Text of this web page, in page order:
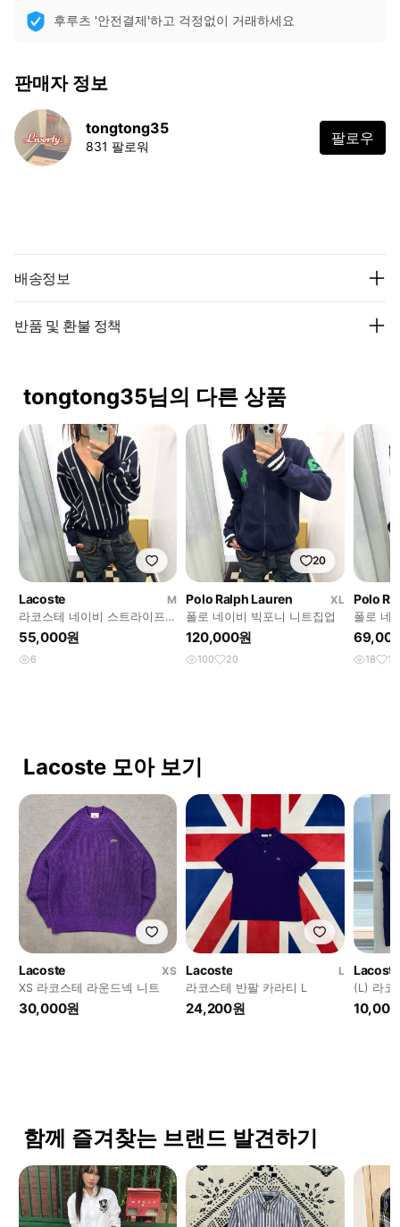
후루츠 '안전결제'하고 걱정없이 거래하세요
판매자 정보
tongtong35
831 팔로워 팔로우
배송정보
반품 및 환불 정책
tongtong35님의 다른 상품
Lacoste
M
라코스테 네이비 스트라이프
가디건
55,000원
6
20
Polo Ralph Lauren
XL
폴로 네이비 빅포니 니트집업
120,000원
100 20
Polo
폴로 네
디건
18 1
Lacoste 모아 보기
Lacoste
XS
XS 라코스테 라운드넥 니트
30,000원
Lacoste
L
라코스테 반팔 카라티 L
24,200원
Lacoste
(L) 라코
함께 즐겨찾는 브랜드 발견하기